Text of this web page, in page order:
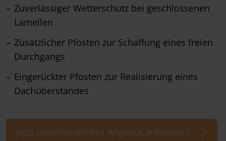
Zuverlässiger Wetterschutz bei geschlossenen
Lamellen
Zusätzlicher Pfosten zur Schaffung eines freien
Durchgangs
Eingerückter Pfosten zur Realisierung eines
Dachüberstandes
Jetzt unverbindliches Angebot anfordern!